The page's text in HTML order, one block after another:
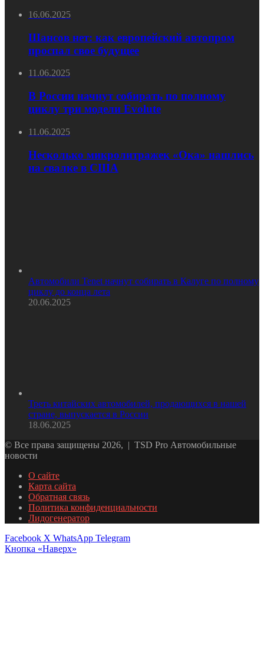
16.06.2025
Шансов нет: как европейский автопром
проспал свое будущее
11.06.2025
В России начнут собирать по полному
циклу три модели Evolute
11.06.2025
Несколько микролитражек «Ока» нашлись
на свалке в США
Автомобили Tenet начнут собирать в Калуге по полному
циклу до конца лета
20.06.2025
Треть китайских автомобилей, продающихся в нашей
стране, выпускается в России
18.06.2025
© Все права защищены 2026, | TSD Pro Автомобильные
новости
О сайте
Карта сайта
Обратная связь
Политика конфиденциальности
Лидогенератор
Facebook X WhatsApp Telegram
Кнопка «Наверх»